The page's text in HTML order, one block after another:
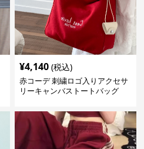
¥4,140 (税込)
赤コーデ 刺繍ロゴ入りアクセサ
リーキャンバストートバッグ